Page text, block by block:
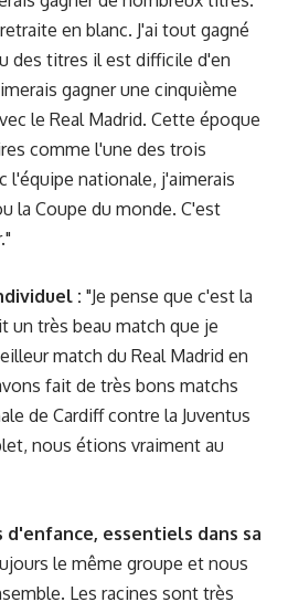
en blanc. J'ai tout gagné
des titres il est difficile d'en
gagner une cinquième
le Real Madrid. Cette époque
comme l'une des trois
l'équipe nationale, j'aimerais
la Coupe du monde. C'est
: "Je pense que c'est la
un très beau match que je
match du Real Madrid en
fait de très bons matchs
de Cardiff contre la Juventus
nous étions vraiment au
d'enfance, essentiels dans sa
le même groupe et nous
Les racines sont très